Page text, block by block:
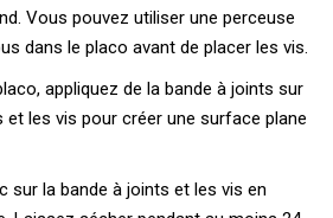
Vous pouvez utiliser une perceuse
dans le placo avant de placer les vis.
appliquez de la bande à joints sur
les vis pour créer une surface plane
sur la bande à joints et les vis en